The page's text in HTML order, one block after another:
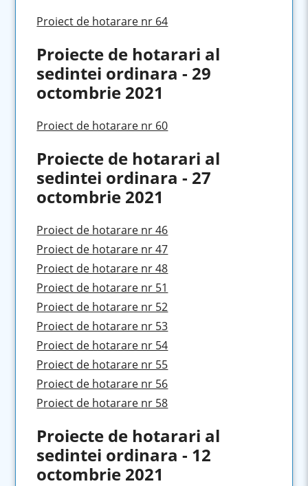
Proiect de hotarare nr 64
Proiecte de hotarari al
sedintei ordinara - 29
octombrie 2021
Proiect de hotarare nr 60
Proiecte de hotarari al
sedintei ordinara - 27
octombrie 2021
Proiect de hotarare nr 46
Proiect de hotarare nr 47
Proiect de hotarare nr 48
Proiect de hotarare nr 51
Proiect de hotarare nr 52
Proiect de hotarare nr 53
Proiect de hotarare nr 54
Proiect de hotarare nr 55
Proiect de hotarare nr 56
Proiect de hotarare nr 58
Proiecte de hotarari al
sedintei ordinara - 12
octombrie 2021